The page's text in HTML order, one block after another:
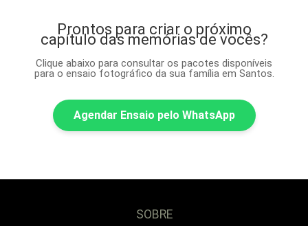
Prontos para criar o próximo
capítulo das memórias de vocês?
Clique abaixo para consultar os pacotes disponíveis
para o ensaio fotográfico da sua família em Santos.
Agendar Ensaio pelo WhatsApp
SOBRE